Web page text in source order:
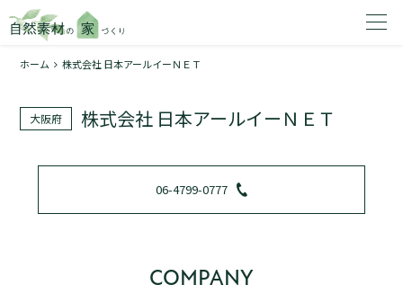
1
ホーム 株式会社 日本アールイーＮＥＴ
大阪府 株式会社 日本アールイーＮＥＴ
06-4799-0777
COMPANY